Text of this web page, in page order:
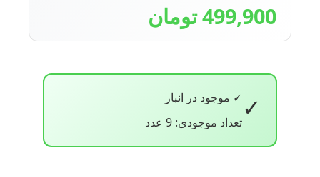
499,900 تومان
✓ ✓ موجود در انبار
تعداد موجودی: 9 عدد